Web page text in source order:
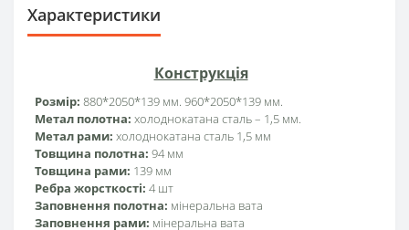
Характеристики
Конструкція
Розмір: 880*2050*139 мм. 960*2050*139 мм.
Метал полотна: холоднокатана сталь – 1,5 мм.
Метал рами: холоднокатана сталь 1,5 мм
Товщина полотна: 94 мм
Товщина рами: 139 мм
Ребра жорсткості: 4 шт
Заповнення полотна: мінеральна вата
Заповнення рами: мінеральна вата